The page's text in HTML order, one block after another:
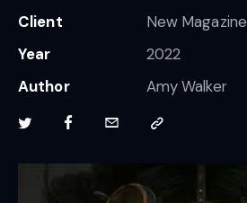
Client
New Magazine
Year
2022
Author
Amy Walker